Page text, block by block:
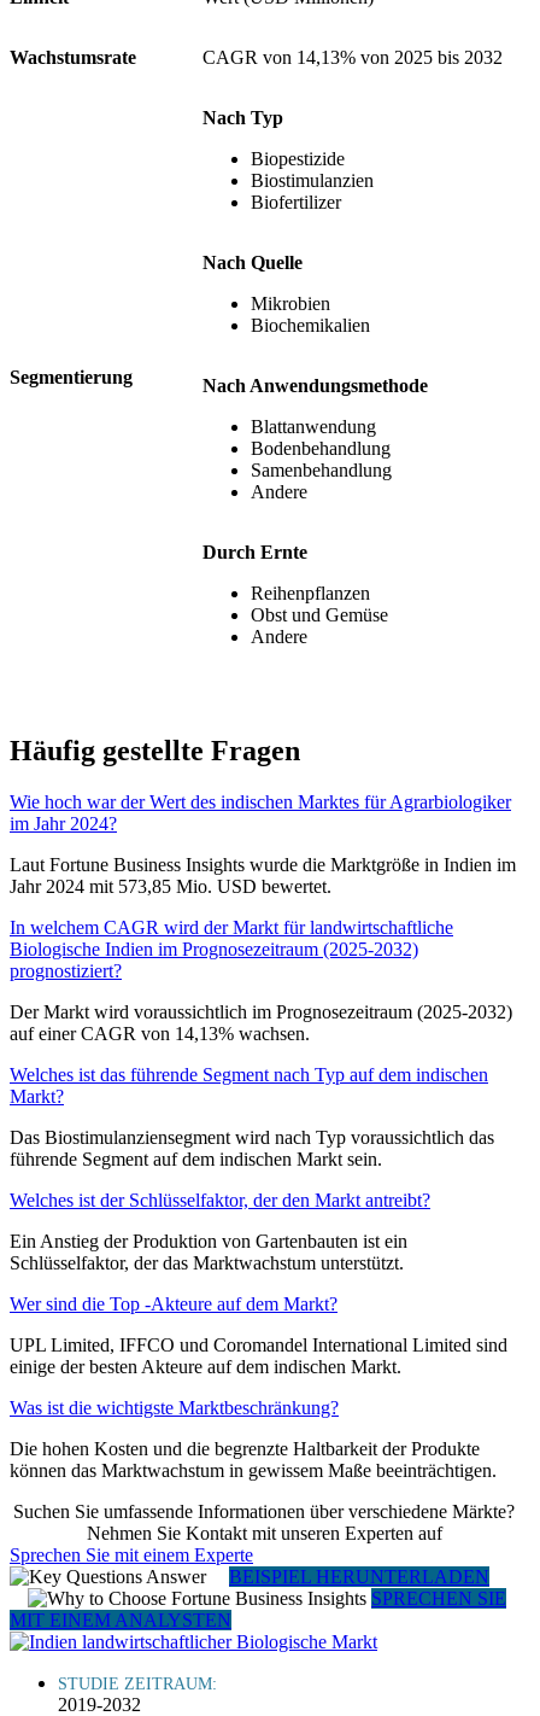
Wachstumsrate CAGR von 14,13% von 2025 bis 2032
Segmentierung
Nach Typ
Biopestizide
Biostimulanzien
Biofertilizer
Nach Quelle
Mikrobien
Biochemikalien
Nach Anwendungsmethode
Blattanwendung
Bodenbehandlung
Samenbehandlung
Andere
Durch Ernte
Reihenpflanzen
Obst und Gemüse
Andere
Häufig gestellte Fragen
Wie hoch war der Wert des indischen Marktes für Agrarbiologiker
im Jahr 2024?
Laut Fortune Business Insights wurde die Marktgröße in Indien im
Jahr 2024 mit 573,85 Mio. USD bewertet.
In welchem CAGR wird der Markt für landwirtschaftliche
Biologische Indien im Prognosezeitraum (2025-2032)
prognostiziert?
Der Markt wird voraussichtlich im Prognosezeitraum (2025-2032)
auf einer CAGR von 14,13% wachsen.
Welches ist das führende Segment nach Typ auf dem indischen
Markt?
Das Biostimulanziensegment wird nach Typ voraussichtlich das
führende Segment auf dem indischen Markt sein.
Welches ist der Schlüsselfaktor, der den Markt antreibt?
Ein Anstieg der Produktion von Gartenbauten ist ein
Schlüsselfaktor, der das Marktwachstum unterstützt.
Wer sind die Top -Akteure auf dem Markt?
UPL Limited, IFFCO und Coromandel International Limited sind
einige der besten Akteure auf dem indischen Markt.
Was ist die wichtigste Marktbeschränkung?
Die hohen Kosten und die begrenzte Haltbarkeit der Produkte
können das Marktwachstum in gewissem Maße beeinträchtigen.
Suchen Sie umfassende Informationen über verschiedene Märkte?
Nehmen Sie Kontakt mit unseren Experten auf
Sprechen Sie mit einem Experte
BEISPIEL HERUNTERLADEN
SPRECHEN SIE
MIT EINEM ANALYSTEN
STUDIE ZEITRAUM:
2019-2032